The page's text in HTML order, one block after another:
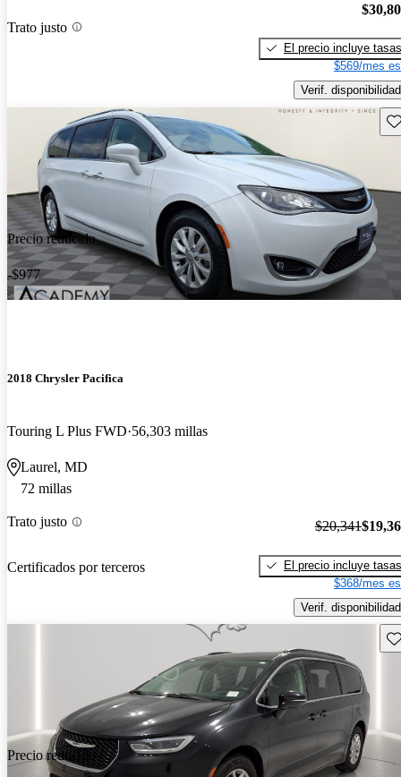
Trato justo
El precio incluye tasas
$569/mes
Verif. disponibilidad
Precio reducido
-$977
2018 Chrysler Pacifica
Touring L Plus FWD 56,303 millas
Laurel, MD
72 millas
Trato justo
Certificados por terceros
$20,341
El precio incluye tasas
$368/mes
Verif. disponibilidad
Precio reducido